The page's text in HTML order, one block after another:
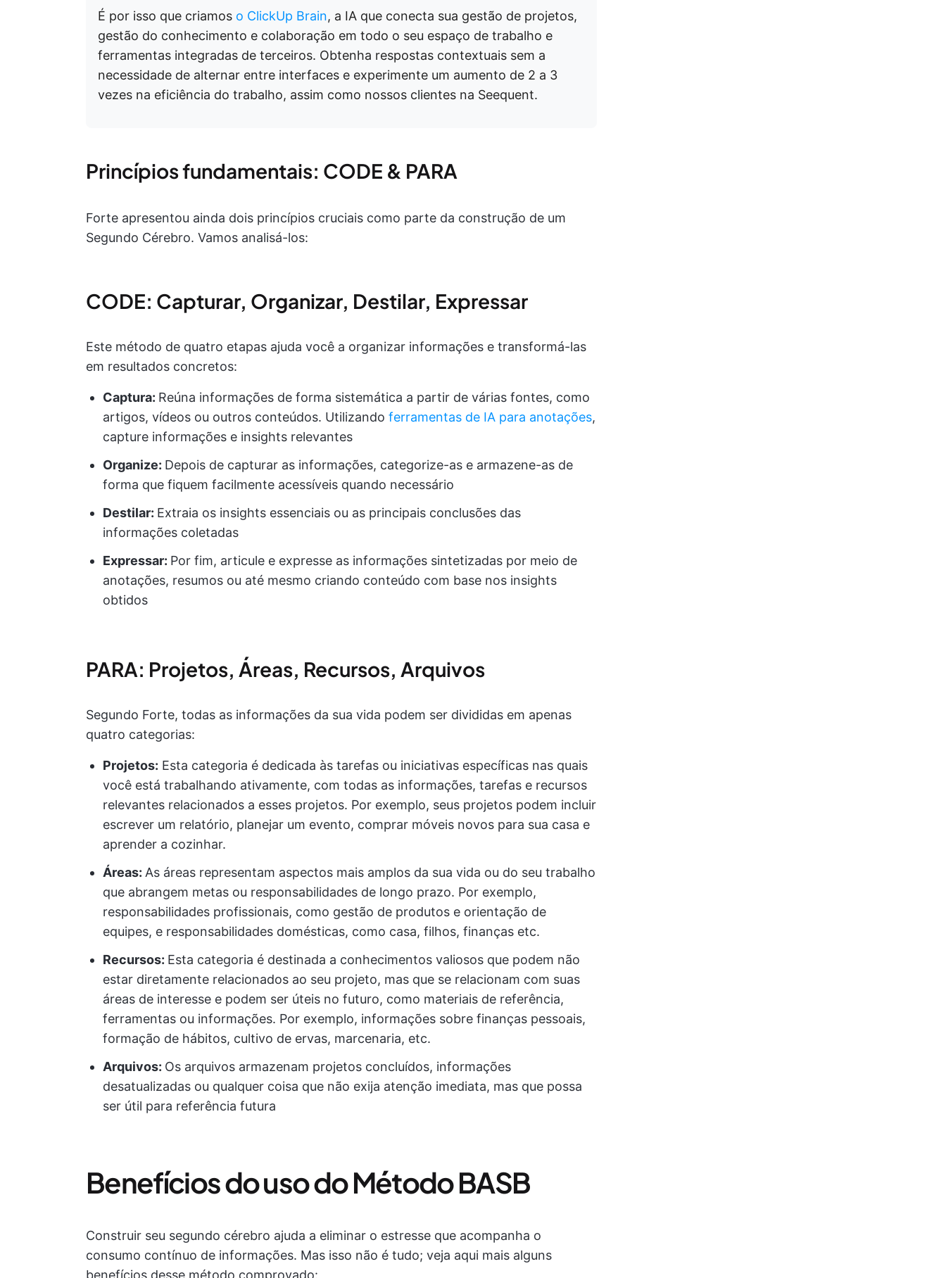
É por isso que criamos o ClickUp Brain, a IA que conecta sua gestão de projetos,
gestão do conhecimento e colaboração em todo o seu espaço de trabalho e
ferramentas integradas de terceiros. Obtenha respostas contextuais sem a
necessidade de alternar entre interfaces e experimente um aumento de 2 a 3
vezes na eficiência do trabalho, assim como nossos clientes na Seequent.
Princípios fundamentais: CODE & PARA
Forte apresentou ainda dois princípios cruciais como parte da construção de um
Segundo Cérebro. Vamos analisá-los:
CODE: Capturar, Organizar, Destilar, Expressar
Este método de quatro etapas ajuda você a organizar informações e transformá-las
em resultados concretos:
Captura: Reúna informações de forma sistemática a partir de várias fontes, como
artigos, vídeos ou outros conteúdos. Utilizando ferramentas de IA para anotações,
capture informações e insights relevantes
Organize: Depois de capturar as informações, categorize-as e armazene-as de
forma que fiquem facilmente acessíveis quando necessário
Destilar: Extraia os insights essenciais ou as principais conclusões das
informações coletadas
Expressar: Por fim, articule e expresse as informações sintetizadas por meio de
anotações, resumos ou até mesmo criando conteúdo com base nos insights
obtidos
PARA: Projetos, Áreas, Recursos, Arquivos
Segundo Forte, todas as informações da sua vida podem ser divididas em apenas
quatro categorias:
Projetos: Esta categoria é dedicada às tarefas ou iniciativas específicas nas quais
você está trabalhando ativamente, com todas as informações, tarefas e recursos
relevantes relacionados a esses projetos. Por exemplo, seus projetos podem incluir
escrever um relatório, planejar um evento, comprar móveis novos para sua casa e
aprender a cozinhar.
Áreas: As áreas representam aspectos mais amplos da sua vida ou do seu trabalho
que abrangem metas ou responsabilidades de longo prazo. Por exemplo,
responsabilidades profissionais, como gestão de produtos e orientação de
equipes, e responsabilidades domésticas, como casa, filhos, finanças etc.
Recursos: Esta categoria é destinada a conhecimentos valiosos que podem não
estar diretamente relacionados ao seu projeto, mas que se relacionam com suas
áreas de interesse e podem ser úteis no futuro, como materiais de referência,
ferramentas ou informações. Por exemplo, informações sobre finanças pessoais,
formação de hábitos, cultivo de ervas, marcenaria, etc.
Arquivos: Os arquivos armazenam projetos concluídos, informações
desatualizadas ou qualquer coisa que não exija atenção imediata, mas que possa
ser útil para referência futura
Benefícios do uso do Método BASB
Construir seu segundo cérebro ajuda a eliminar o estresse que acompanha o
consumo contínuo de informações. Mas isso não é tudo; veja aqui mais alguns
benefícios desse método comprovado: